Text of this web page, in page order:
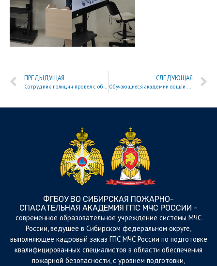
ПРЕДЫДУЩАЯ
Сотрудник полиции провел с обучающимися академии профилактическую беседу
СЛЕДУЮЩАЯ
Обучающиеся академии вошли в число призеров Чемпионата среди вузов МЧС России по рукопашному бою
ФГБОУ ВО СИБИРСКАЯ ПОЖАРНО-
СПАСАТЕЛЬНАЯ АКАДЕМИЯ ГПС МЧС РОССИИ -
cовременное образовательное учреждение системы МЧС
России, ведущее в Сибирском федеральном округе,
выполняющее кадровый заказ ГПС МЧС России по подготовке
квалифицированных специалистов в области обеспечения
пожарной безопасности, с уровнем подготовки,